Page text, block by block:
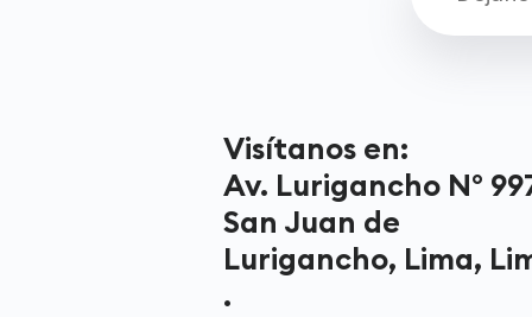
Visítanos en:
Av. Lurigancho N°
San Juan de
Lurigancho, Lima,
.